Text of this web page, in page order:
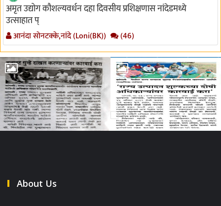
अमृत उद्योग कौशल्यवर्धन दहा दिवसीय प्रशिक्षणास नांदेडमध्ये
उत्साहात प्
आनंदा सोनटक्के,नांदे (Loni(BK)) (46)
About Us